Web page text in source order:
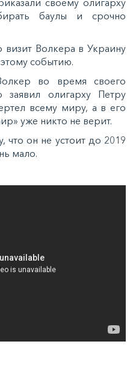
своему олигарху
баулы и срочно
визит Волкера в Украину
событию.
во время своего
олигарху Петру
всему миру, а в его
уже никто не верит.
что он не устоит до 2019
мало.